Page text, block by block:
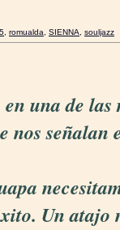
, romualda, SIENNA, souljazz
una de
nos señalan
Un